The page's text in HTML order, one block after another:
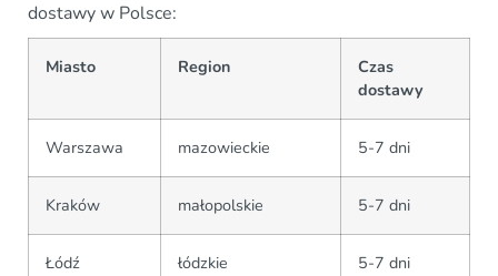
dostawy w Polsce:
Miasto Region
Czas
dostawy
Warszawa mazowieckie 5-7 dni
Kraków małopolskie 5-7 dni
Łódź łódzkie 5-7 dni